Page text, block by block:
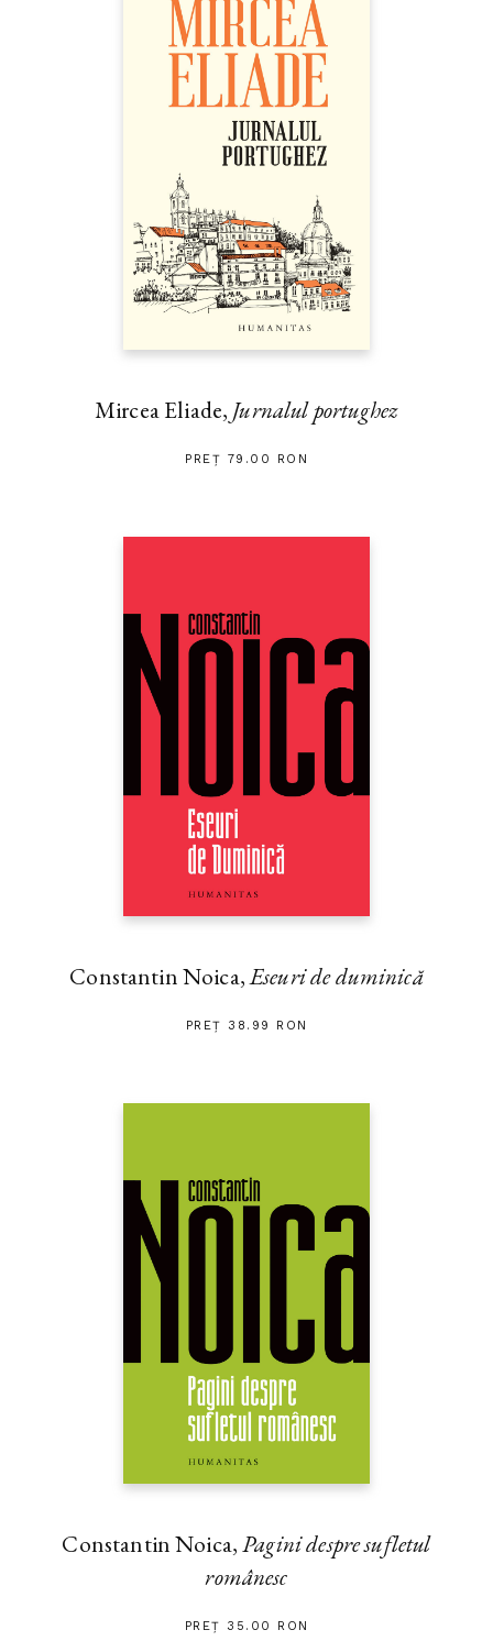
Mircea Eliade, Jurnalul portughez
PREȚ 79.00 RON
Constantin Noica,Eseuri de duminică
PREȚ 38.99 RON
Constantin Noica,Pagini despre sufletul
românesc
PREȚ 35.00 RON